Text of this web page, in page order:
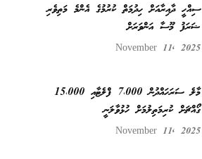
ސިއްހީ ދާއިރާއަށް ހިދުމަތް ކުރުމުގެ އެންމެ މަތިވެރި
ޝަރަފު މޫސާ އަންވަރަށް
November 11, 2025
މާލެ ސަރަހައްދުން 7،000 ފްލެޓާއި 15،000
ގޯއްޗަށް ކުރިމަތިލުމަށް ހުޅުވާލަނީ
November 11, 2025